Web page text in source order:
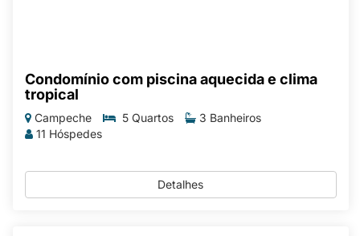
Condomínio com piscina aquecida e clima
tropical
Campeche 5 Quartos
3 Banheiros
11 Hóspedes
Detalhes